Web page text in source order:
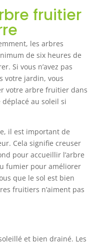
fruitier
les arbres
de six heures de
Si vous n’avez pas
votre jardin, vous
votre arbre fruitier dans
au soleil si
il est important de
Cela signifie creuser
pour accueillir l’arbre
fumier pour améliorer
que le sol est bien
fruitiers n’aiment pas
et bien drainé. Les